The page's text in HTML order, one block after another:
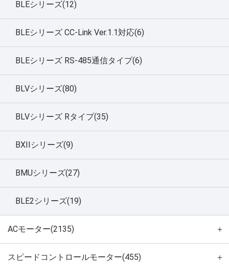
BLEシリーズ(12)
BLEシリーズ CC-Link Ver.1.1対応(6)
BLEシリーズ RS-485通信タイプ(6)
BLVシリーズ(80)
BLVシリーズ Rタイプ(35)
BXIIシリーズ(9)
BMUシリーズ(27)
BLE2シリーズ(19)
ACモーター(2135) ＋
スピードコントロールモーター(455) ＋